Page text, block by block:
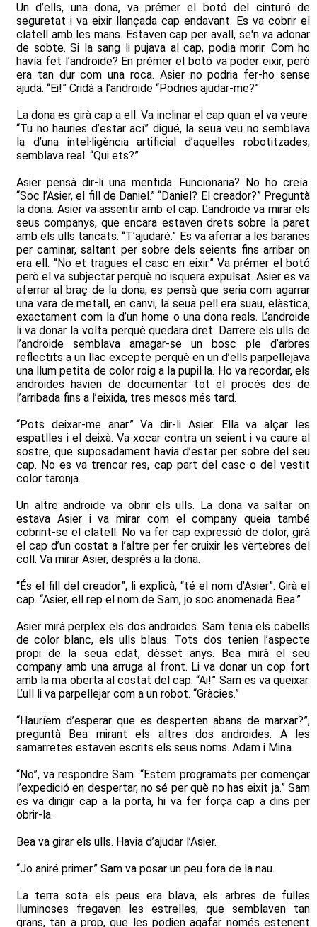
Un d’ells, una dona, va prémer el botó del cinturó de
seguretat i va eixir llançada cap endavant. Es va cobrir el
clatell amb les mans. Estaven cap per avall, se'n va adonar
de sobte. Si la sang li pujava al cap, podia morir. Com ho
havía fet l’androide? En prémer el botó va poder eixir, però
era tan dur com una roca. Asier no podria fer-ho sense
ajuda. “Ei!” Cridà a l’androide “Podries ajudar-me?”
La dona es girà cap a ell. Va inclinar el cap quan el va veure.
“Tu no hauries d’estar ací” digué, la seua veu no semblava
la d’una intel·ligència artificial d’aquelles robotitzades,
semblava real. “Qui ets?”
Asier pensà dir-li una mentida. Funcionaria? No ho creía.
“Soc l’Asier, el fill de Daniel.” “Daniel? El creador?” Preguntà
la dona. Asier va assentir amb el cap. L’androide va mirar els
seus companys, que encara estaven drets sobre la paret
amb els ulls tancats. “T’ajudaré.” Es va aferrar a les baranes
per caminar, saltant per sobre dels seients fins arribar on
era ell. “No et tragues el casc en eixir.” Va prémer el botó
però el va subjectar perquè no isquera expulsat. Asier es va
aferrar al braç de la dona, es pensà que seria com agarrar
una vara de metall, en canvi, la seua pell era suau, elàstica,
exactament com la d’un home o una dona reals. L’androide
li va donar la volta perquè quedara dret. Darrere els ulls de
l’androide semblava amagar-se un bosc ple d’arbres
reflectits a un llac excepte perquè en un d’ells parpellejava
una llum petita de color roig a la pupil·la. Ho va recordar, els
androides havien de documentar tot el procés des de
l’arribada fins a l’eixida, tres mesos més tard.
“Pots deixar-me anar.” Va dir-li Asier. Ella va alçar les
espatlles i el deixà. Va xocar contra un seient i va caure al
sostre, que suposadament havia d’estar per sobre del seu
cap. No es va trencar res, cap part del casc o del vestit
color taronja.
Un altre androide va obrir els ulls. La dona va saltar on
estava Asier i va mirar com el company queia també
cobrint-se el clatell. No va fer cap expressió de dolor, girà
el cap d’un costat a l’altre per fer cruixir les vèrtebres del
coll. Va mirar Asier, després a la dona.
“És el fill del creador”, li explicà, “té el nom d’Asier”. Girà el
cap. “Asier, ell rep el nom de Sam, jo soc anomenada Bea.”
Asier mirà perplex els dos androides. Sam tenia els cabells
de color blanc, els ulls blaus. Tots dos tenien l’aspecte
propi de la seua edat, dèsset anys. Bea mirà el seu
company amb una arruga al front. Li va donar un cop fort
amb la ma oberta al costat del cap. “Ai!” Sam es va queixar.
L’ull li va parpellejar com a un robot. “Gràcies.”
“Hauríem d’esperar que es desperten abans de marxar?”,
preguntà Bea mirant els altres dos androides. A les
samarretes estaven escrits els seus noms. Adam i Mina.
“No”, va respondre Sam. “Estem programats per començar
l’expedició en despertar, no sé per què no has eixit ja.” Sam
es va dirigir cap a la porta, hi va fer força cap a dins per
obrir-la.
Bea va girar els ulls. Havia d’ajudar l’Asier.
“Jo aniré primer.” Sam va posar un peu fora de la nau.
La terra sota els peus era blava, els arbres de fulles
lluminoses fregaven les estrelles, que semblaven tan
grans, tan a prop, que les podien agafar només estenent